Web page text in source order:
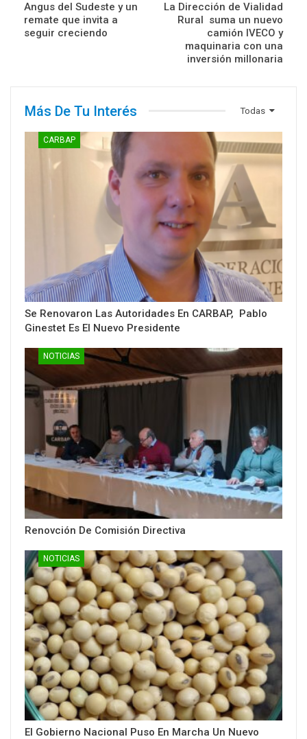
Angus del Sudeste y un
remate que invita a
seguir creciendo
La Dirección de Vialidad
Rural suma un nuevo
camión IVECO y
maquinaria con una
inversión millonaria
Todas
Más De Tu Interés
CARBAP
Se Renovaron Las Autoridades En CARBAP, Pablo
Ginestet Es El Nuevo Presidente
NOTICIAS
Renovción De Comisión Directiva
NOTICIAS
El Gobierno Nacional Puso En Marcha Un Nuevo